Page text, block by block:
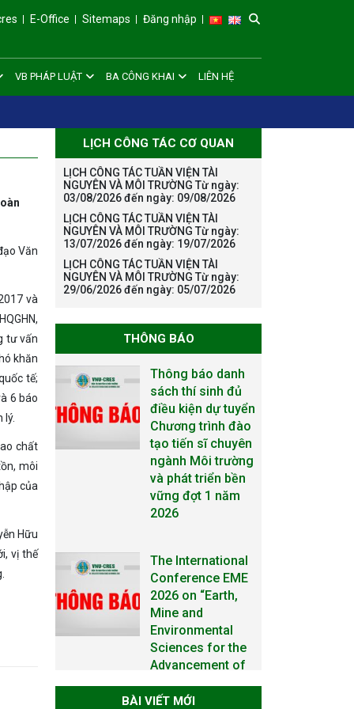
E-Office Sitemaps Đăng nhập
VB PHÁP LUẬT BA CÔNG KHAI LIÊN HỆ
Văn
và
tư vấn
khăn
tế;
6 báo
lý.
chất
môi
của
Hữu
vị thế
LỊCH CÔNG TÁC CƠ QUAN
LỊCH CÔNG TÁC TUẦN VIỆN TÀI
NGUYÊN VÀ MÔI TRƯỜNG Từ ngày:
03/08/2026 đến ngày: 09/08/2026
LỊCH CÔNG TÁC TUẦN VIỆN TÀI
NGUYÊN VÀ MÔI TRƯỜNG Từ ngày:
13/07/2026 đến ngày: 19/07/2026
LỊCH CÔNG TÁC TUẦN VIỆN TÀI
NGUYÊN VÀ MÔI TRƯỜNG Từ ngày:
29/06/2026 đến ngày: 05/07/2026
THÔNG BÁO
The International
Conference EME
2026 on “Earth,
Mine and
Environmental
Sciences for the
Advancement of
Strategic
Technologies and
THÔNG BÁO
TUYỂN SINH ĐÀO
TẠO TIẾN SĨ NĂM
2026
THÔNG BÁO KẾ
BÀI VIẾT MỚI